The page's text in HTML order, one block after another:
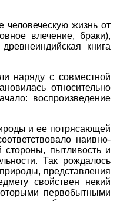
жизнь от
влечение, браки),
книга
наряду с совместной
относительно
воспроизведение
и ее потрясающей
наивно-
стороны, пытливость и
Так рождалось
представления
свойствен некий
первобытными